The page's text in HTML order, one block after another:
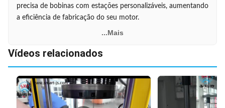
precisa de bobinas com estações personalizáveis, aumentando
a eficiência de fabricação do seu motor.
...Mais
Vídeos relacionados